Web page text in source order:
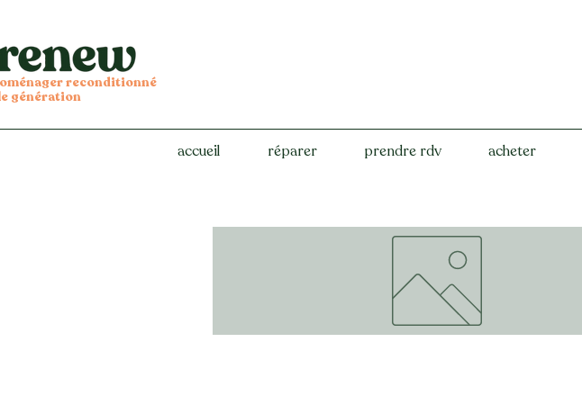
reconditionné
génération
accueil réparer prendre rdv acheter